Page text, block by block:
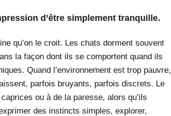
d’être simplement tranquille.
qu’on le croit. Les chats dorment souvent
la façon dont ils se comportent quand ils
Quand l’environnement est trop pauvre,
parfois bruyants, parfois discrets. Le
ou à de la paresse, alors qu’ils
des instincts simples, explorer,